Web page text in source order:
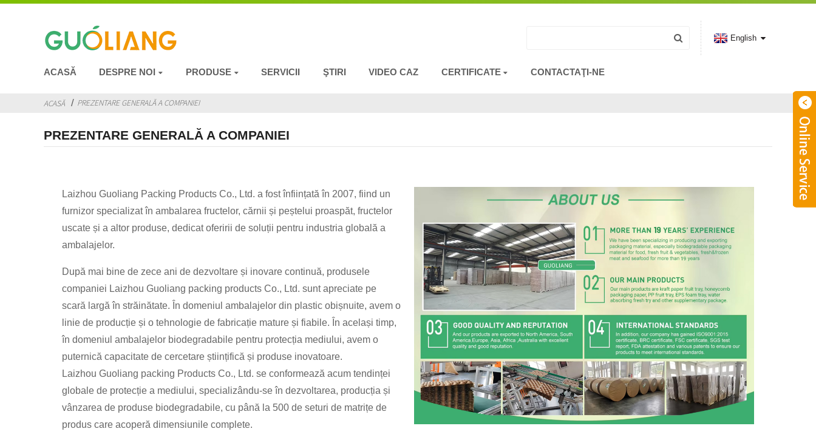
ACASĂ DESPRE NOI PRODUSE SERVICII ŞTIRI VIDEO CAZ CERTIFICATE CONTACTAŢI-NE
English
ACASĂ PREZENTARE GENERALĂ A COMPANIEI
PREZENTARE GENERALĂ A COMPANIEI
Laizhou Guoliang Packing Products Co., Ltd. a fost înființată în 2007, fiind un
furnizor specializat în ambalarea fructelor, cărnii și peștelui proaspăt, fructelor
uscate și a altor produse, dedicat oferirii de soluții pentru industria globală a
ambalajelor.
După mai bine de zece ani de dezvoltare și inovare continuă, produsele
companiei Laizhou Guoliang packing products Co., Ltd. sunt apreciate pe
scară largă în străinătate. În domeniul ambalajelor din plastic obișnuite, avem o
linie de producție și o tehnologie de fabricație mature și fiabile. În același timp,
în domeniul ambalajelor biodegradabile pentru protecția mediului, avem o
puternică capacitate de cercetare științifică și produse inovatoare.
Laizhou Guoliang packing Products Co., Ltd. se conformează acum tendinței
globale de protecție a mediului, specializându-se în dezvoltarea, producția și
vânzarea de produse biodegradabile, cu până la 500 de seturi de matrițe de
produs care acoperă dimensiunile complete.